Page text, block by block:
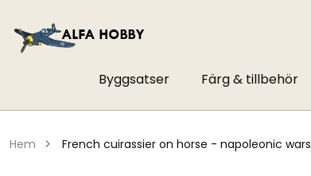
Byggsatser Färg & tillbehör
hem french cuirassier on horse - napoleonic wars